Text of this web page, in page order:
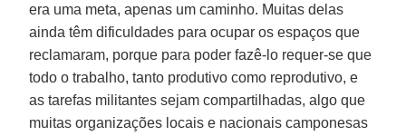
era uma meta, apenas um caminho. Muitas delas
ainda têm dificuldades para ocupar os espaços que
reclamaram, porque para poder fazê-lo requer-se que
todo o trabalho, tanto produtivo como reprodutivo, e
as tarefas militantes sejam compartilhadas, algo que
muitas organizações locais e nacionais camponesas